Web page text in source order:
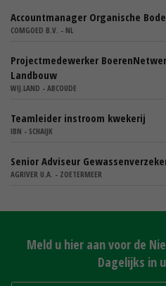
Accountmanager Organische
COMGOED B.V. - NL
Projectmedewerker
Landbouw
WIJ.LAND - ABCOUDE
Teamleider instroom kwekerij
IBN - SCHAIJK
Senior Adviseur
AGRIVER U.A. - ZOETERMEER
Meld u hier aan voor de
Dagelijks in